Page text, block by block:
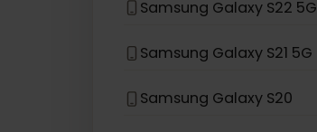
Samsung Galaxy S24
Samsung Galaxy S23